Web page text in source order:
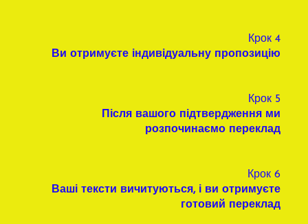
Крок 4
Ви отримуєте індивідуальну пропозицію
Крок 5
Після вашого підтвердження ми
розпочинаємо переклад
Крок 6
Ваші тексти вичитуються, і ви отримуєте
готовий переклад